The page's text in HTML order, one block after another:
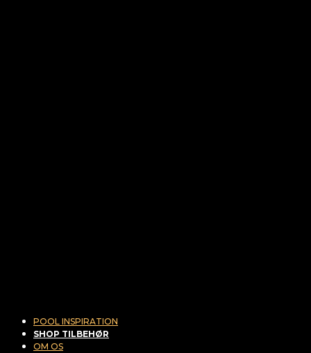
POOL INSPIRATION
SHOP TILBEHØR
OM OS